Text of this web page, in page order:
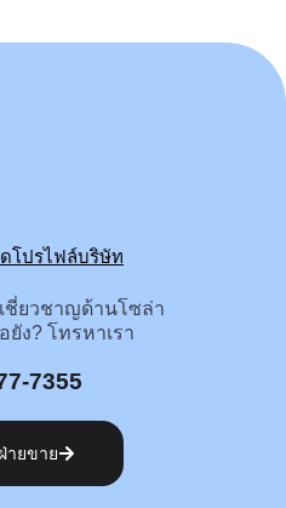
โปรไฟล์บริษัท
ชี่ยวชาญด้านโซล่า
ยัง? โทรหาเรา
7355
ายขาย